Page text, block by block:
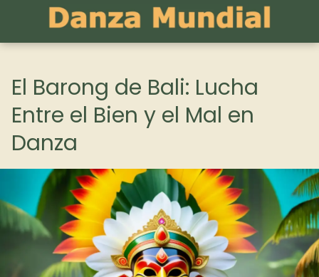
El Barong de Bali: Lucha
Entre el Bien y el Mal en
Danza